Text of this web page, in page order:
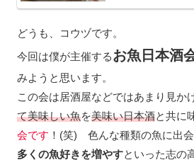
どうも、コウヅです。
今回は僕が主催するお魚日本酒
みようと思います。
この会は居酒屋などではあまり見か
て美味しい魚を美味い日本酒と共に
会です ！(笑) 色んな種類の魚に出
多くの魚好きを増やすといった志の